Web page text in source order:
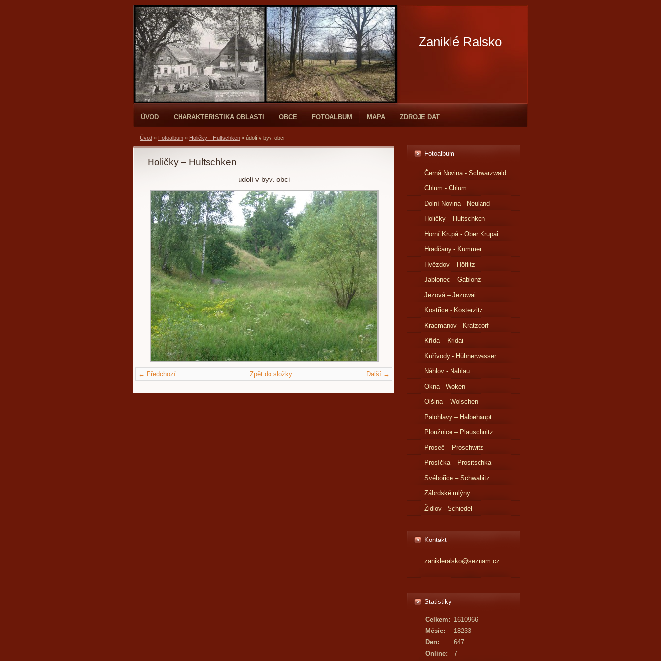
Zaniklé Ralsko
ÚVOD CHARAKTERISTIKA OBLASTI OBCE FOTOALBUM MAPA ZDROJE DAT
Úvod » Fotoalbum » Holičky – Hultschken » údolí v byv. obci
Holičky – Hultschken
údolí v byv. obci
← Předchozí Další →
Zpět do složky
Fotoalbum
Černá Novina - Schwarzwald
Chlum - Chlum
Dolní Novina - Neuland
Holičky – Hultschken
Horní Krupá - Ober Krupai
Hradčany - Kummer
Hvězdov – Höflitz
Jablonec – Gablonz
Jezová – Jezowai
Kostřice - Kosterzitz
Kracmanov - Kratzdorf
Křída – Kridai
Kuřívody - Hühnerwasser
Náhlov - Nahlau
Okna - Woken
Olšina – Wolschen
Palohlavy – Halbehaupt
Ploužnice – Plauschnitz
Proseč – Proschwitz
Prosíčka – Prositschka
Svébořice – Schwabitz
Zábrdské mlýny
Židlov - Schiedel
Kontakt
zanikleralsko@seznam.cz
Statistiky
Online: 7
Celkem:
1610966
Měsíc:
18233
Den:
647